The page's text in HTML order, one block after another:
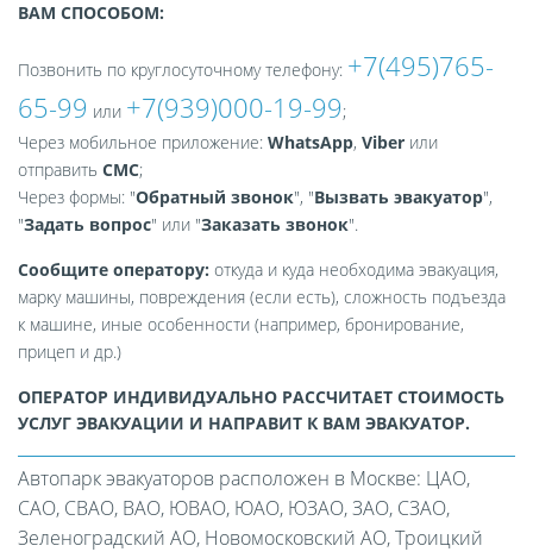
ВАМ СПОСОБОМ:
Позвонить по круглосуточному телефону: +7(495)765-
65-99 или +7(939)000-19-99;
Через мобильное приложение: WhatsApp, Viber или
отправить СМС;
Через формы: "Обратный звонок", "Вызвать эвакуатор",
"Задать вопрос" или "Заказать звонок".
Сообщите оператору: откуда и куда необходима эвакуация,
марку машины, повреждения (если есть), сложность подъезда
к машине, иные особенности (например, бронирование,
прицеп и др.)
ОПЕРАТОР ИНДИВИДУАЛЬНО РАССЧИТАЕТ СТОИМОСТЬ
УСЛУГ ЭВАКУАЦИИ И НАПРАВИТ К ВАМ ЭВАКУАТОР.
Автопарк эвакуаторов расположен в Москве: ЦАО,
САО, СВАО, ВАО, ЮВАО, ЮАО, ЮЗАО, ЗАО, СЗАО,
Зеленоградский АО, Новомосковский АО, Троицкий